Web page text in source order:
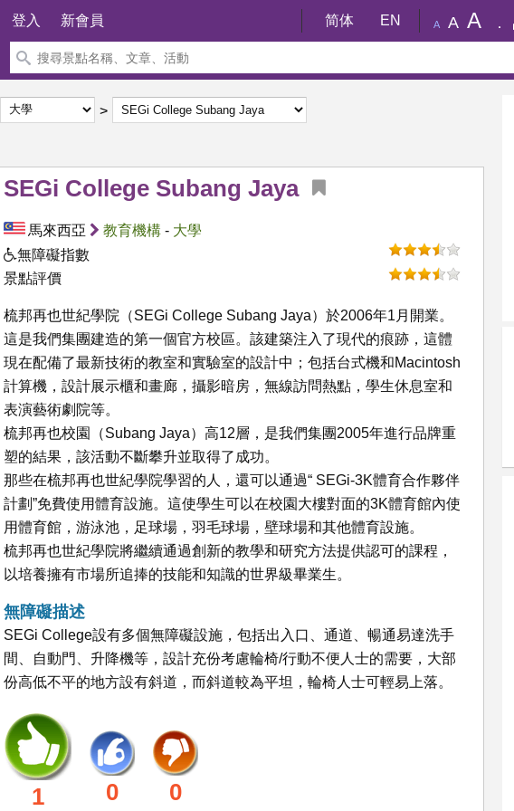
登入 新會員 简体 EN A A A
SEGi College Subang Jaya
馬來西亞 教育機構 - 大學
無障礙指數
景點評價
梳邦再也世紀學院（SEGi College Subang Jaya）於2006年1月開業。
這是我們集團建造的第一個官方校區。該建築注入了現代的痕跡，這體
現在配備了最新技術的教室和實驗室的設計中；包括台式機和Macintosh
計算機，設計展示櫃和畫廊，攝影暗房，無線訪問熱點，學生休息室和
表演藝術劇院等。
梳邦再也校園（Subang Jaya）高12層，是我們集團2005年進行品牌重
塑的結果，該活動不斷攀升並取得了成功。
那些在梳邦再也世紀學院學習的人，還可以通過“ SEGi-3K體育合作夥伴
計劃”免費使用體育設施。這使學生可以在校園大樓對面的3K體育館內使
用體育館，游泳池，足球場，羽毛球場，壁球場和其他體育設施。
梳邦再也世紀學院將繼續通過創新的教學和研究方法提供認可的課程，
以培養擁有市場所追捧的技能和知識的世界級畢業生。
無障礙描述
SEGi College設有多個無障礙設施，包括出入口、通道、暢通易達洗手
間、自動門、升降機等，設計充份考慮輪椅/行動不便人士的需要，大部
份高低不平的地方設有斜道，而斜道較為平坦，輪椅人士可輕易上落。
1 0 0